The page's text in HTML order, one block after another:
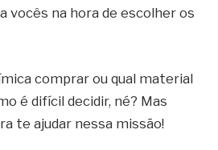
vocês na hora de escolher os
comprar ou qual material
é difícil decidir, né? Mas
te ajudar nessa missão!